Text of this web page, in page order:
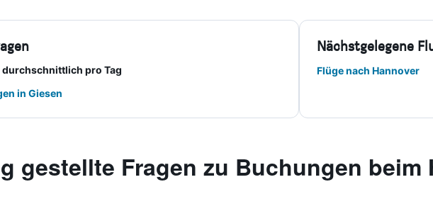
durchschnittlich pro Tag
in Giesen
Nächstgelegene
Flüge nach Hannover
gestellte Fragen zu Buchungen beim